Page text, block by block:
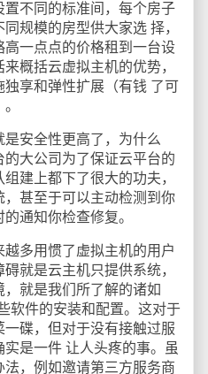
不同的标准间，每个房子
规模的房型供大家选 择，
一点点的价格租到一台设
概括云虚拟主机的优势，
享和弹性扩展（有钱 了可
安全性更高了，为什么
大公司为了保证云平台的
建上都下了很大的功夫，
甚至于可以主动检测到你
通知你检查修复。
多用惯了虚拟主机的用户
就是云主机只提供系统，
就是我们所了解的诸如
软件的安装和配置。这对于
碟，但对于没有接触过服
是一件 让人头疼的事。虽
，例如邀请第三方服务商